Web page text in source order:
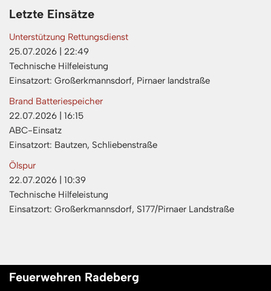
Letzte Einsätze
Unterstützung Rettungsdienst
25.07.2026
22:49
Technische Hilfeleistung
Einsatzort: Großerkmannsdorf, Pirnaer landstraße
Brand Batteriespeicher
22.07.2026
16:15
ABC-Einsatz
Einsatzort: Bautzen, Schliebenstraße
Ölspur
22.07.2026
10:39
Technische Hilfeleistung
Einsatzort: Großerkmannsdorf, S177/Pirnaer Landstraße
Feuerwehren Radeberg